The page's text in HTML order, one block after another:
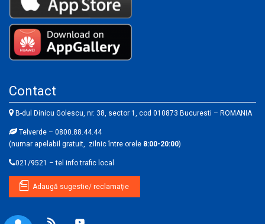
Contact
B-dul Dinicu Golescu, nr. 38, sector 1, cod 010873 Bucuresti – ROMANIA
Telverde – 0800.88.44.44
(numar apelabil gratuit, zilnic între orele 8:00-20:00)
021/9521 – tel info trafic local
Adaugă sugestie/ reclamaţie